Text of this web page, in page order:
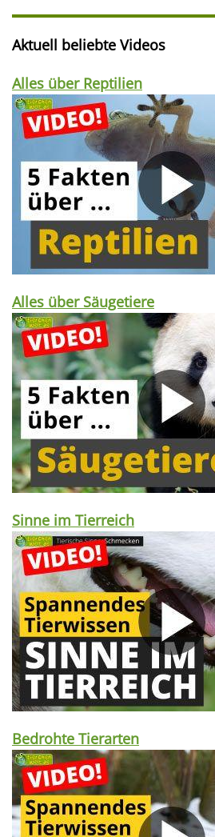
Aktuell beliebte Videos
Alles über Reptilien
Alles über Säugetiere
Sinne im Tierreich
Bedrohte Tierarten